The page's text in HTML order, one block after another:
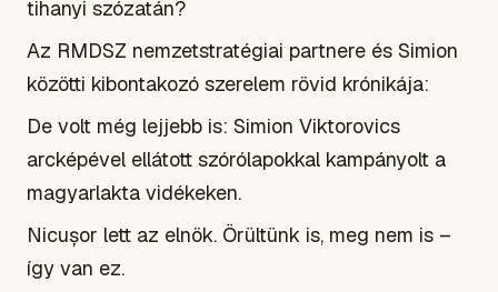
tihanyi szózatán?
Az RMDSZ nemzetstratégiai partnere és Simion
közötti kibontakozó szerelem rövid krónikája:
De volt még lejjebb is: Simion Viktorovics
arcképével ellátott szórólapokkal kampányolt a
magyarlakta vidékeken.
Nicușor lett az elnök. Örültünk is, meg nem is –
így van ez.